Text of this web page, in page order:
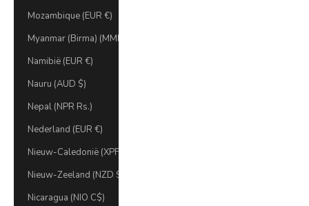
Mozambique (EUR €)
Myanmar (Birma) (MMK K)
Namibië (EUR €)
Nauru (AUD $)
Nepal (NPR Rs.)
Nederland (EUR €)
Nieuw-Caledonië (XPF Fr)
Nieuw-Zeeland (NZD $)
Nicaragua (NIO C$)